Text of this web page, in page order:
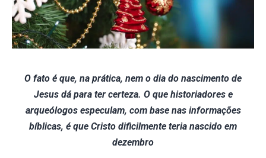
O fato é que, na prática, nem o dia do nascimento de
Jesus dá para ter certeza. O que historiadores e
arqueólogos especulam, com base nas informações
bíblicas, é que Cristo dificilmente teria nascido em
dezembro